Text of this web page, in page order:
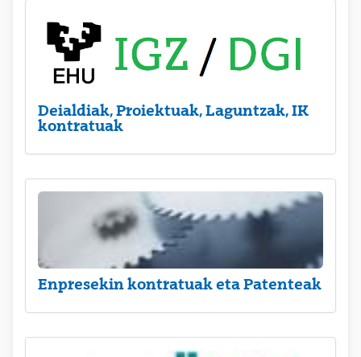
Deialdiak, Proiektuak, Laguntzak, IK
kontratuak
Enpresekin kontratuak eta Patenteak